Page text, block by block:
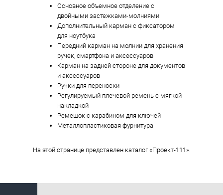
Основное объемное отделение с
двойными застежками-молниями
Дополнительный карман с фиксатором
для ноутбука
Передний карман на молнии для хранения
ручек, смартфона и аксессуаров
Карман на задней стороне для документов
и аксессуаров
Ручки для переноски
Регулируемый плечевой ремень с мягкой
накладкой
Ремешок с карабином для ключей
Металлопластиковая фурнитура
На этой странице представлен каталог «Проект-111».